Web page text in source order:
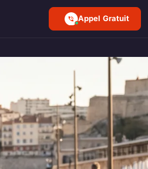
Appel Gratuit